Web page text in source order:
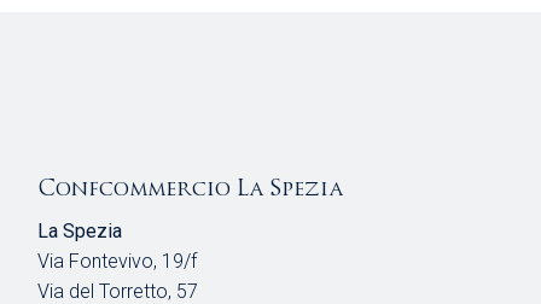
Confcommercio La Spezia
La Spezia
Via Fontevivo, 19/f
Via del Torretto, 57